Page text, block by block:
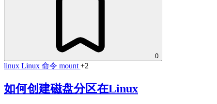
0
linux Linux 命令 mount +2
如何创建磁盘分区在Linux